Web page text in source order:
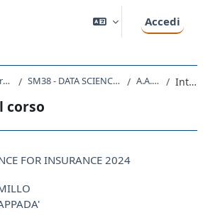
Accedi
Laurea Magistrale SM38 - DATA SCIENCE AND ARTIFICIAL INTELLIGENCE A.A. 2024 - 2025 Introduzione
corso
FOR INSURANCE 2024